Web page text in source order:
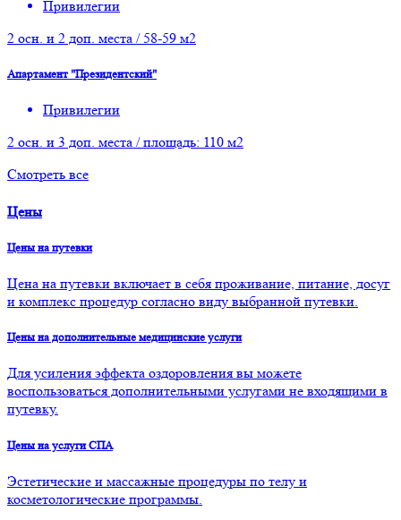
Привилегии
2 осн. и 2 доп. места / 58-59 м2
Апартамент "Президентский"
Привилегии
2 осн. и 3 доп. места / площадь: 110 м2
Смотреть все
Цены
Цены на путевки
Цена на путевки включает в себя проживание, питание, досуг
и комплекс процедур согласно виду выбранной путевки.
Цены на дополнительные медицинские услуги
Для усиления эффекта оздоровления вы можете
воспользоваться дополнительными услугами не входящими в
путевку.
Цены на услуги СПА
Эстетические и массажные процедуры по телу и
косметологические программы.